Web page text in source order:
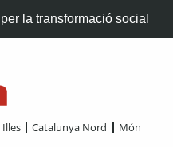
la transformació social
Illes Catalunya Nord Món